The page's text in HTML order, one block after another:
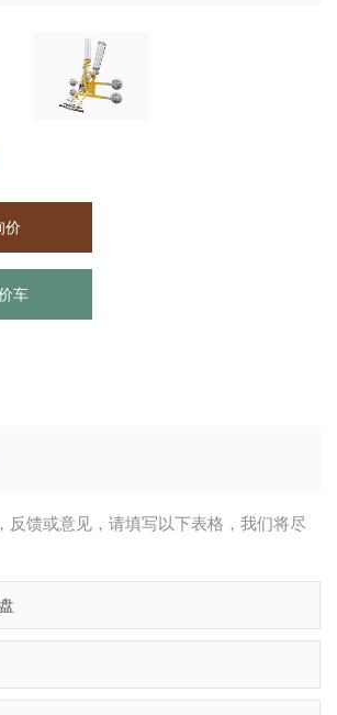
价
车
反馈或意见，请填写以下表格，我们将尽